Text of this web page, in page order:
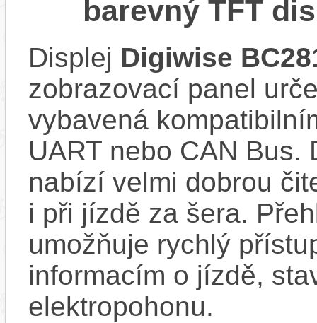
barevný TFT
Displej Digiwise
zobrazovací panel
vybavená
UART nebo CAN
nabízí velmi dobrou
i při jízdě za šera.
umožňuje rychlý
informacím o jízdě,
elektropohonu.